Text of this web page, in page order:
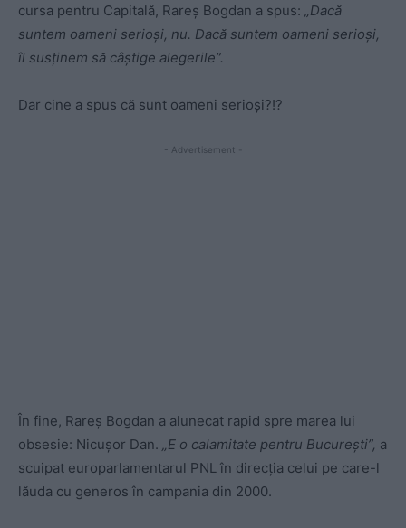
cursa pentru Capitală, Rareş Bogdan a spus:
„Dacă
suntem oameni serioşi, nu. Dacă suntem oameni serioşi,
îl susţinem să câştige alegerile”.
Dar cine a spus că sunt oameni serioși?!?
- Advertisement -
În fine, Rareș Bogdan a alunecat rapid spre marea lui
obsesie: Nicușor Dan.
„E o calamitate pentru Bucureşti”, a
scuipat europarlamentarul PNL în direcția celui pe care-l
lăuda cu generos în campania din 2000.